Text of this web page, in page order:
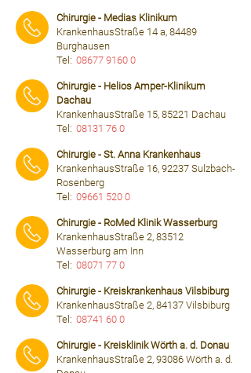
Chirurgie - Medias Klinikum
KrankenhausStraße 14 a, 84489
Burghausen
Tel: 08677 9160 0
Chirurgie - Helios Amper-Klinikum
Dachau
KrankenhausStraße 15, 85221 Dachau
Tel: 08131 76 0
Chirurgie - St. Anna Krankenhaus
KrankenhausStraße 16, 92237 Sulzbach-
Rosenberg
Tel: 09661 520 0
Chirurgie - RoMed Klinik Wasserburg
KrankenhausStraße 2, 83512
Wasserburg am Inn
Tel: 08071 77 0
Chirurgie - Kreiskrankenhaus Vilsbiburg
KrankenhausStraße 2, 84137 Vilsbiburg
Tel: 08741 60 0
Chirurgie - Kreisklinik Wörth a. d. Donau
KrankenhausStraße 2, 93086 Wörth a. d.